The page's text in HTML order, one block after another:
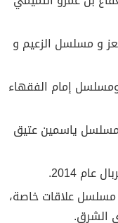
العز و مسلسل الزعيم و
إمام الفقهاء
هما مسلسل ياسمين عتيق
2014.
هي مسلسل علاقات خاصة،
الشرق.